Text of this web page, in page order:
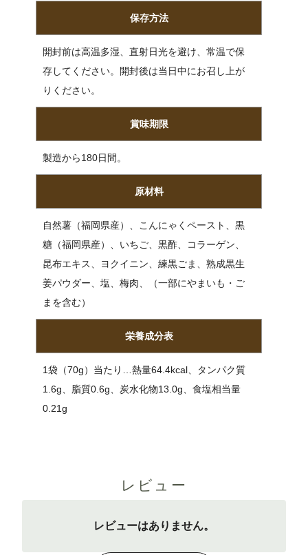
保存方法
開封前は高温多湿、直射日光を避け、常温で保
存してください。開封後は当日中にお召し上が
りください。
賞味期限
製造から180日間。
原材料
自然薯（福岡県産）、こんにゃくペースト、黒
糖（福岡県産）、いちご、黒酢、コラーゲン、
昆布エキス、ヨクイニン、練黒ごま、熟成黒生
姜パウダー、塩、梅肉、（一部にやまいも・ご
まを含む）
栄養成分表
1袋（70g）当たり…熱量64.4kcal、タンパク質
1.6g、脂質0.6g、炭水化物13.0g、食塩相当量
0.21g
レビュー
レビューはありません。